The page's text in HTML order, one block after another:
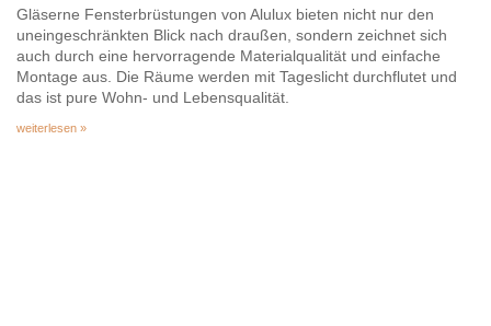
Gläserne Fensterbrüstungen von Alulux bieten nicht nur den
uneingeschränkten Blick nach draußen, sondern zeichnet sich
auch durch eine hervorragende Materialqualität und einfache
Montage aus. Die Räume werden mit Tageslicht durchflutet und
das ist pure Wohn- und Lebensqualität.
weiterlesen »